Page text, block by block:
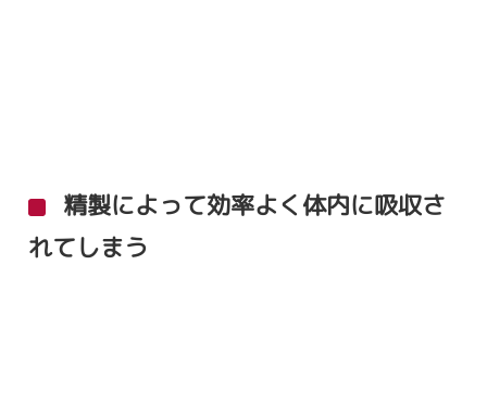
精製によって効率よく体内に吸収さ
れてしまう